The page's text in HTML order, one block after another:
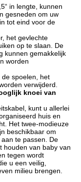
in lengte, kunnen
gesneden om uw
tot eind voor de
het gevlechte
op te slaan. De
kunnen gemakkelijk
worden
spoelen, het
verwijderd.
knoei van
kunt u allerlei
huis en
Het twee-modieuze
beschikbaar om
te passen. De
houden van baby van
tegen wordt
u een veilig,
milieu brengen.